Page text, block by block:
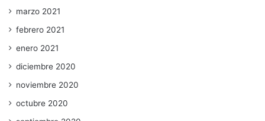
marzo 2021
febrero 2021
enero 2021
diciembre 2020
noviembre 2020
octubre 2020